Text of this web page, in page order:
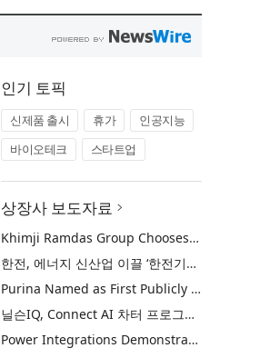
인기 토픽
신제품 출시 휴가
인공지능
바이오테크
스타트업
상장사 보도자료
Khimji Ramdas Group Chooses Rimini Street to Reduce SAP Support Costs, Protect 700+ Customizations and Reinvest Savings in Innovation
한전, 에너지 신산업 이끌 ‘한전기술지주’ 공식 출범
Purina Named as First Publicly Announced NIQ ConnectAI Charter Client
닐슨IQ, Connect AI 차터 프로그램 최초 고객사 ‘퓨리나’ 선정
Power Integrations Demonstrates World’s First 2200 V GaN Technology for Next-Era High-Voltage Power Systems